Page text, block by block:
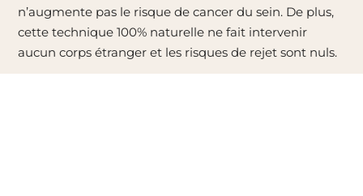
n’augmente pas le risque de cancer du sein. De plus,
cette technique 100% naturelle ne fait intervenir
aucun corps étranger et les risques de rejet sont nuls.